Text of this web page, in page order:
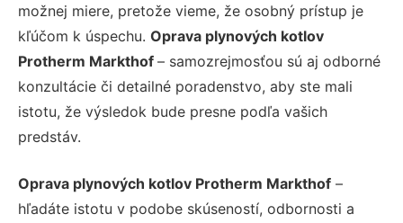
možnej miere, pretože vieme, že osobný prístup je
kľúčom k úspechu. Oprava plynových kotlov
Protherm Markthof – samozrejmosťou sú aj odborné
konzultácie či detailné poradenstvo, aby ste mali
istotu, že výsledok bude presne podľa vašich
predstáv.
Oprava plynových kotlov Protherm Markthof –
hľadáte istotu v podobe skúseností, odbornosti a